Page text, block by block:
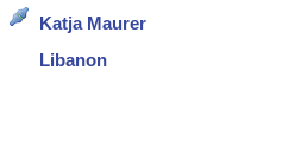
Katja Maurer
Libanon